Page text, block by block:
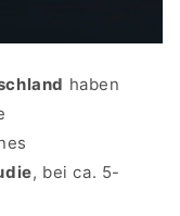
haben
, bei ca. 5-